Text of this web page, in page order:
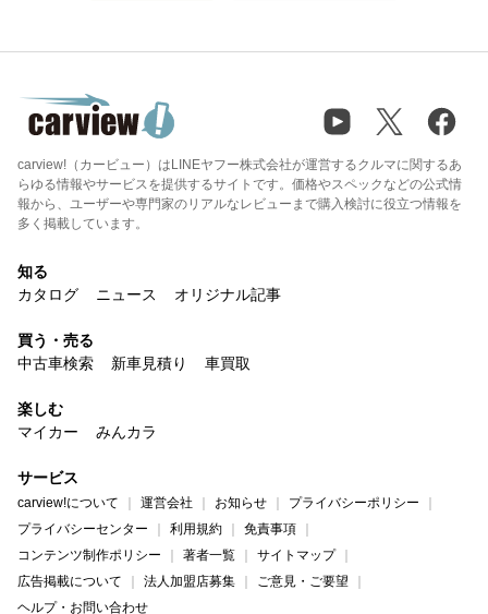
carview!（カービュー）はLINEヤフー株式会社が運営するクルマに関するあ
らゆる情報やサービスを提供するサイトです。価格やスペックなどの公式情
報から、ユーザーや専門家のリアルなレビューまで購入検討に役立つ情報を
多く掲載しています。
知る
カタログ
ニュース オリジナル記事
買う・売る
中古車検索
新車見積り 車買取
楽しむ
マイカー
みんカラ
サービス
carview!について 運営会社 お知らせ
プライバシーポリシー
プライバシーセンター
利用規約
免責事項
コンテンツ制作ポリシー
著者一覧
サイトマップ
広告掲載について
法人加盟店募集
ご意見・ご要望
ヘルプ・お問い合わせ